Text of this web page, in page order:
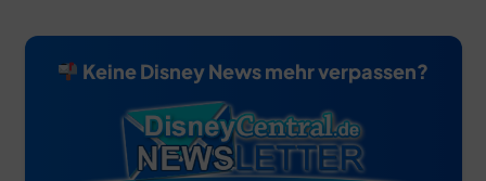
Keine Disney News mehr verpassen?